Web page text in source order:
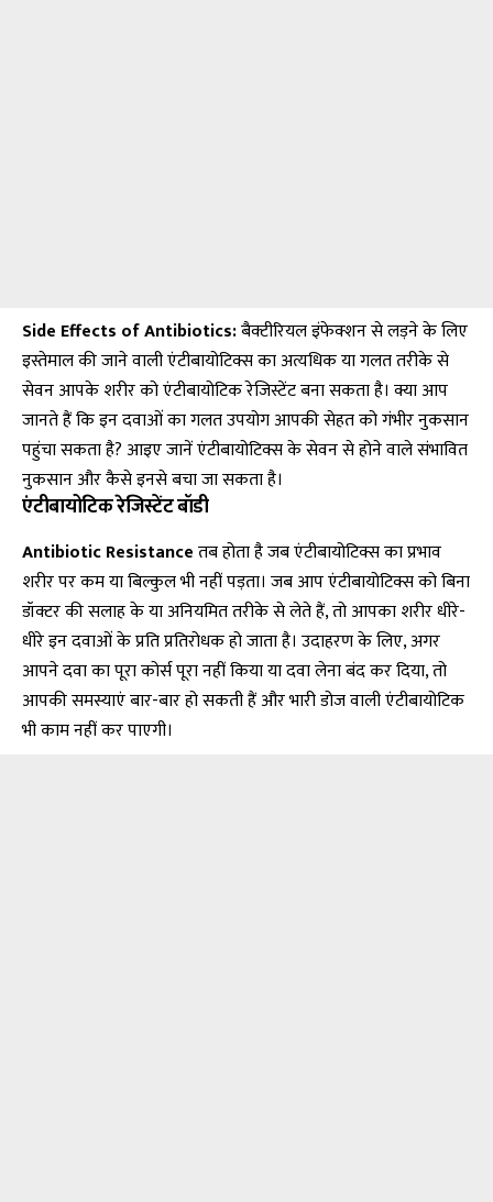
Side Effects of Antibiotics:बैक्टीरियल इंफेक्शन से लड़ने के लिए
इस्तेमाल की जाने वाली एंटीबायोटिक्स का अत्यधिक या गलत तरीके से
सेवन आपके शरीर को एंटीबायोटिक रेजिस्टेंट बना सकता है। क्या आप
जानते हैं कि इन दवाओं का गलत उपयोग आपकी सेहत को गंभीर नुकसान
पहुंचा सकता है? आइए जानें एंटीबायोटिक्स के सेवन से होने वाले संभावित
नुकसान और कैसे इनसे बचा जा सकता है।
एंटीबायोटिक रेजिस्टेंट बॉडी
Antibiotic Resistanceतब होता है जब एंटीबायोटिक्स का प्रभाव
शरीर पर कम या बिल्कुल भी नहीं पड़ता। जब आप एंटीबायोटिक्स को बिना
डॉक्टर की सलाह के या अनियमित तरीके से लेते हैं, तो आपका शरीर धीरे-
धीरे इन दवाओं के प्रति प्रतिरोधक हो जाता है। उदाहरण के लिए, अगर
आपने दवा का पूरा कोर्स पूरा नहीं किया या दवा लेना बंद कर दिया, तो
आपकी समस्याएं बार-बार हो सकती हैं और भारी डोज वाली एंटीबायोटिक
भी काम नहीं कर पाएगी।